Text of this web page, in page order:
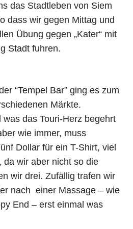
das Stadtleben von Siem
dass wir gegen Mittag und
Übung gegen „Kater“ mit
Stadt fuhren.
“Tempel Bar” ging es zum
Märkte.
das Touri-Herz begehrt
wie immer, muss
Dollar für ein T-Shirt, viel
da wir aber nicht so die
wir drei. Zufällig trafen wir
nach einer Massage – wie
End – erst einmal was